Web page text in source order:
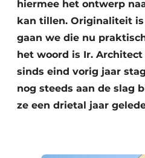
hiermee het ontwerp
kan tillen. Originaliteit
gaan we die nu
het woord is Ir. Architect
sinds eind vorig jaar
nog steeds aan de slag
ze een drietal jaar